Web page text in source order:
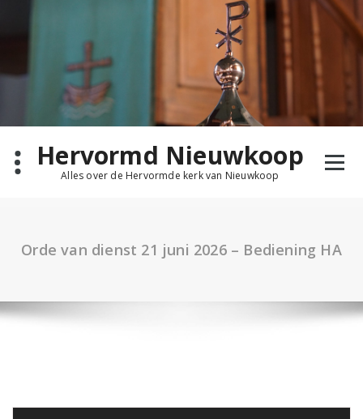
Hervormd Nieuwkoop
Alles over de Hervormde kerk van Nieuwkoop
Orde van dienst 21 juni 2026 – Bediening HA